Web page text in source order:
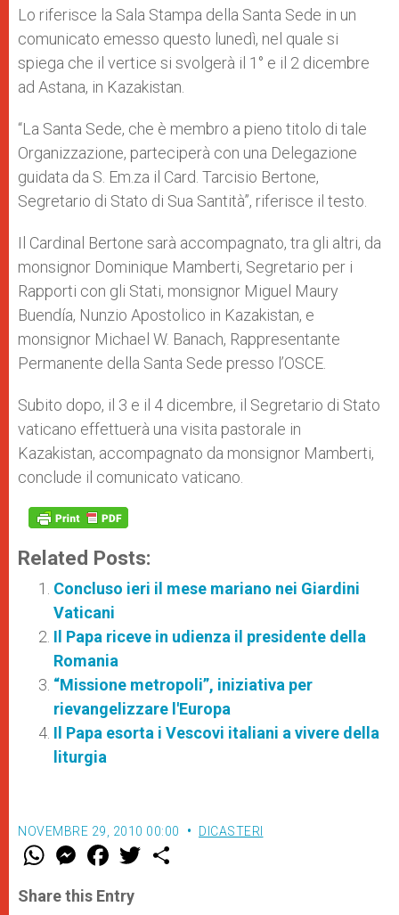
p
p
g
e
r
o
k
Lo riferisce la Sala Stampa della Santa Sede in un
comunicato emesso questo lunedì, nel quale si
spiega che il vertice si svolgerà il 1° e il 2 dicembre
ad Astana, in Kazakistan.
“La Santa Sede, che è membro a pieno titolo di tale
Organizzazione, parteciperà con una Delegazione
guidata da S. Em.za il Card. Tarcisio Bertone,
Segretario di Stato di Sua Santità”, riferisce il testo.
Il Cardinal Bertone sarà accompagnato, tra gli altri, da
monsignor Dominique Mamberti, Segretario per i
Rapporti con gli Stati, monsignor Miguel Maury
Buendía, Nunzio Apostolico in Kazakistan, e
monsignor Michael W. Banach, Rappresentante
Permanente della Santa Sede presso l’OSCE.
Subito dopo, il 3 e il 4 dicembre, il Segretario di Stato
vaticano effettuerà una visita pastorale in
Kazakistan, accompagnato da monsignor Mamberti,
conclude il comunicato vaticano.
Related Posts:
Concluso ieri il mese mariano nei Giardini
Vaticani
Il Papa riceve in udienza il presidente della
Romania
“Missione metropoli”, iniziativa per
rievangelizzare l'Europa
Il Papa esorta i Vescovi italiani a vivere della
liturgia
NOVEMBRE 29, 2010 00:00 DICASTERI
W
t
s
M
e
s
e
F
a
e
b
w
Share this Entry